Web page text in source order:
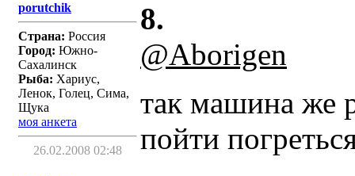
porutchik
Страна: Россия
Город: Южно-
Сахалинск
Рыба: Хариус,
Ленок, Голец, Сима,
Щука
моя анкета
26.02.2008 02:48
8.
@Aborigen
так машина же
пойти